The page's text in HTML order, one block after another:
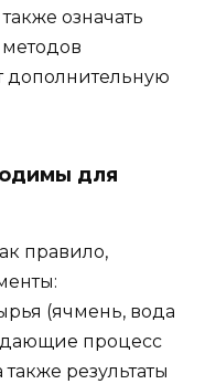
означать
дополнительную
для
правило,
(ячмень, вода
процесс
результаты